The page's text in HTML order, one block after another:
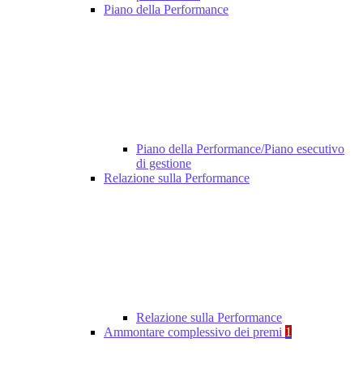
Piano della Performance
Piano della Performance/Piano esecutivo
di gestione
Relazione sulla Performance
Relazione sulla Performance
Ammontare complessivo dei premi 1